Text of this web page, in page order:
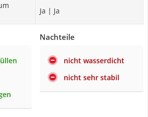
Ja | Ja
Nachteile
nicht wasserdicht
nicht sehr stabil